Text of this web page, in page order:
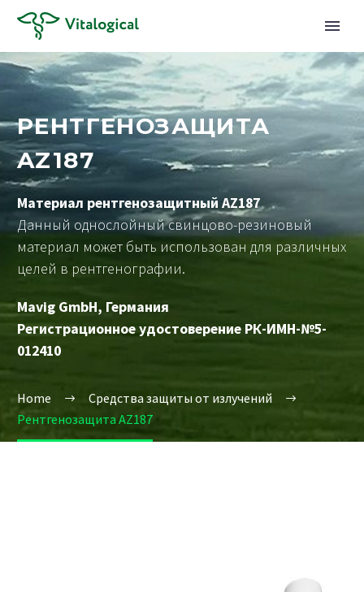
РЕНТГЕНОЗАЩИТА
AZ187
Материал рентгенозащитный AZ187
Данный однослойный свинцово-резиновый
материал может быть использован для различных
целей в рентгенографии.
Mavig GmbH, Германия
Регистрационное удостоверение РК-ИМН-№5-
012410
Home
Средства защиты от излучений
Рентгенозащита AZ187